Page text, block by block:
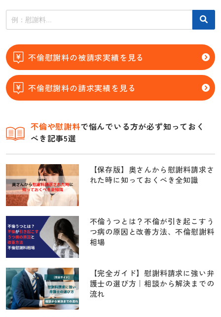
不倫慰謝料の被請求実績を見る
不倫慰謝料の請求実績を見る
不倫や慰謝料で悩んでいる方が必ず知っておく
べき記事5選
【保存版】奥さんから慰謝料請求さ
れた時に知っておくべき全知識
不倫うつとは？不倫が引き起こすう
つ病の原因と改善方法、不倫慰謝料
相場
【完全ガイド】慰謝料請求に強い弁
護士の選び方｜相談から解決までの
流れ